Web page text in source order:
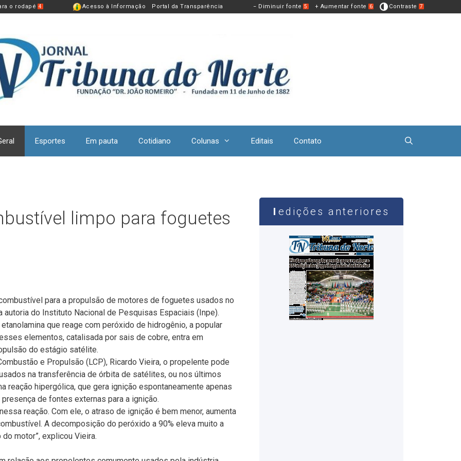
o rodapé 4 Acesso à Informação Portal da Transparência − Diminuir fonte 5 + Aumentar fonte 6 Contraste 7
Esportes Em pauta Cotidiano Colunas Editais Contato
limpo para foguetes
para a propulsão de motores de foguetes usados no
do Instituto Nacional de Pesquisas Espaciais (Inpe).
que reage com peróxido de hidrogênio, a popular
elementos, catalisada por sais de cobre, entra em
do estágio satélite.
e Propulsão (LCP), Ricardo Vieira, o propelente pode
na transferência de órbita de satélites, ou nos últimos
reação hipergólica, que gera ignição espontaneamente apenas
de fontes externas para a ignição.
reação. Com ele, o atraso de ignição é bem menor, aumenta
A decomposição do peróxido a 90% eleva muito a
motor”, explicou Vieira.
edições anteriores